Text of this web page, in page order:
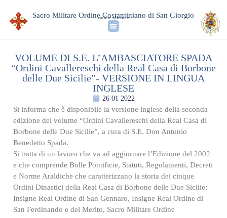
Sacro Militare Ordine Costantiniano di San Giorgio
ordine ufficiale
VOLUME DI S.E. L’AMBASCIATORE SPADA
“Ordini Cavallereschi della Real Casa di Borbone
delle Due Sicilie”- VERSIONE IN LINGUA
INGLESE
26 01 2022
Si informa che è disponibile la versione inglese della seconda
edizione del volume “Ordini Cavallereschi della Real Casa di
Borbone delle Due Sicilie”, a cura di S.E. Don Antonio
Benedetto Spada.
Si tratta di un lavoro che va ad aggiornare l’Edizione del 2002
e che comprende Bolle Pontificie, Statuti, Regolamenti, Decreti
e Norme Araldiche che caratterizzano la storia dei cinque
Ordini Dinastici della Real Casa di Borbone delle Due Sicilie:
Insigne Real Ordine di San Gennaro, Insigne Real Ordine di
San Ferdinando e del Merito, Sacro Militare Ordine